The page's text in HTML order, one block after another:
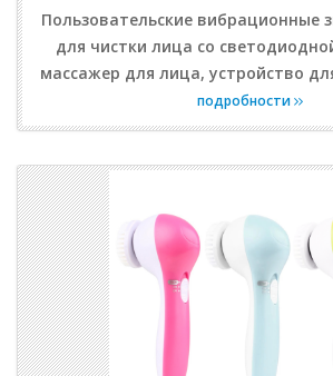
Пользовательские вибрационные
для чистки лица со
массажер для лица, устройство
подробности